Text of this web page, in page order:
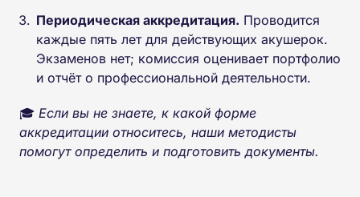
Периодическая аккредитация. Проводится
каждые пять лет для действующих акушерок.
Экзаменов нет; комиссия оценивает портфолио
и отчёт о профессиональной деятельности.
🎓 Если вы не знаете, к какой форме
аккредитации относитесь, наши методисты
помогут определить и подготовить документы.